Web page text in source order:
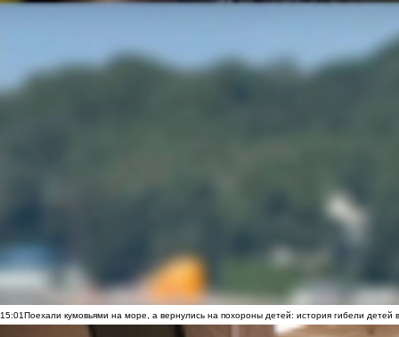
15:01Поехали кумовьями на море, а вернулись на похороны детей: история гибели детей